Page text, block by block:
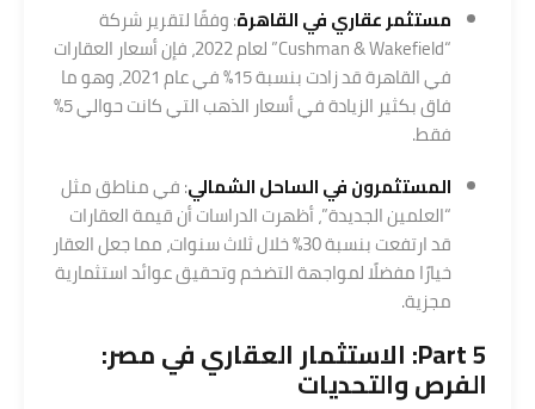
مستثمر عقاريفي القاهرة: وفقًا لتقرير شركة
“Cushman & Wakefield” لعام 2022، فإن أسعار العقارات
في القاهرة قد زادت بنسبة 15% في عام 2021، وهو ما
فاق بكثير الزيادة في أسعار الذهب التي كانت حوالي 5%
فقط.
المستثمرون في الساحل الشمالي: في مناطق مثل
“العلمين الجديدة”، أظهرت الدراسات أن قيمة العقارات
قد ارتفعت بنسبة 30% خلال ثلاث سنوات، مما جعل العقار
خيارًا مفضلًا لمواجهة التضخم وتحقيق عوائد استثمارية
مجزية.
Part 5: الاستثمار العقاري في مصر:
الفرص والتحديات